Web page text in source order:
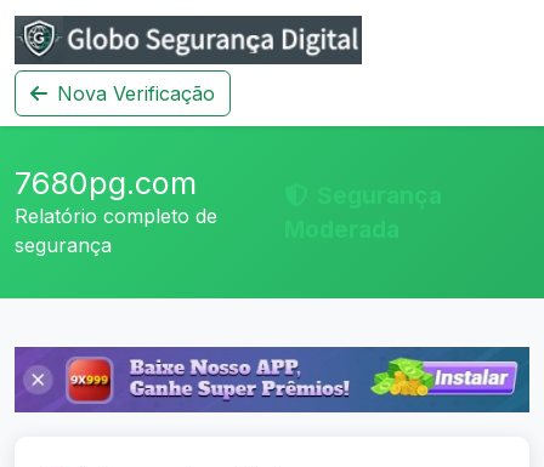
Nova Verificação
7680pg.com
Relatório completo de
segurança